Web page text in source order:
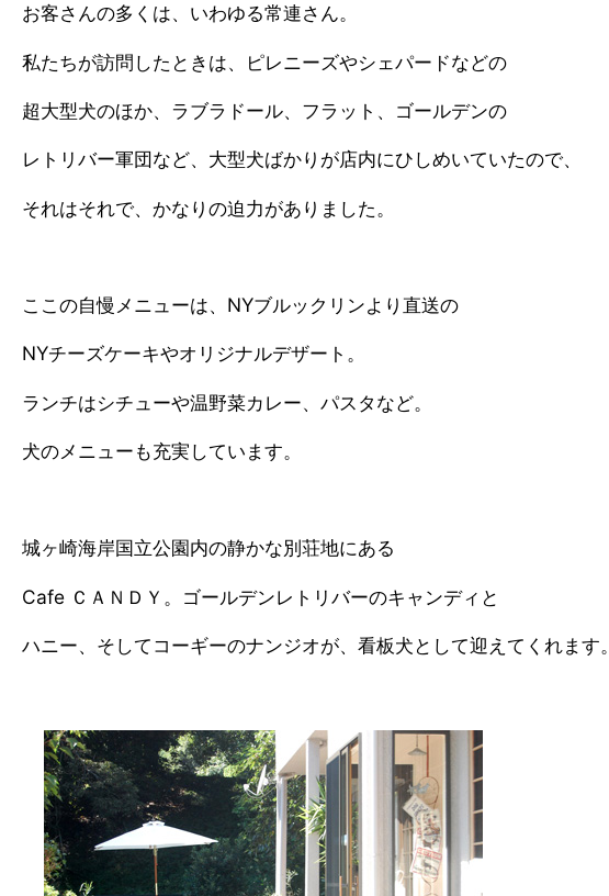
お客さんの多くは、いわゆる常連さん。
私たちが訪問したときは、ピレニーズやシェパードなどの
超大型犬のほか、ラブラドール、フラット、ゴールデンの
レトリバー軍団など、大型犬ばかりが店内にひしめいていたので、
それはそれで、かなりの迫力がありました。
ここの自慢メニューは、NYブルックリンより直送の
NYチーズケーキやオリジナルデザート。
ランチはシチューや温野菜カレー、パスタなど。
犬のメニューも充実しています。
城ヶ崎海岸国立公園内の静かな別荘地にある
Cafe ＣＡＮＤＹ。ゴールデンレトリバーのキャンディと
ハニー、そしてコーギーのナンジオが、看板犬として迎えてくれます。